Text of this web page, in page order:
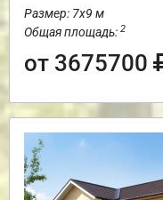
Размер: 7х9 м
Общая площадь: 2
от 3675700